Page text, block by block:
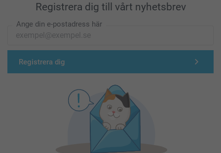
Registrera dig till vårt nyhetsbrev
Ange din e-postadress här
Registrera dig